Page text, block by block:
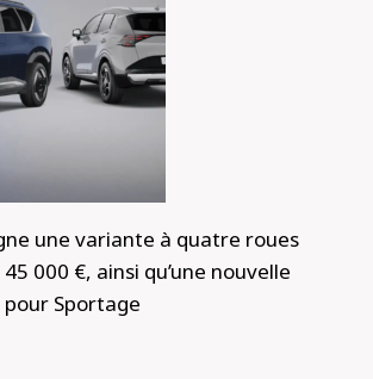
une variante à quatre roues
000 €, ainsi qu’une nouvelle
Sportage